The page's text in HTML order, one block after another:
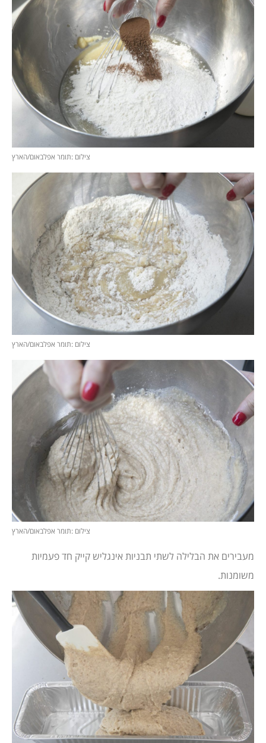
צילום :תומר אפלבאום/הארץ
צילום :תומר אפלבאום/הארץ
צילום :תומר אפלבאום/הארץ
מעבירים את הבלילה לשתי תבניות אינגליש קייק חד פעמיות
משומנות.